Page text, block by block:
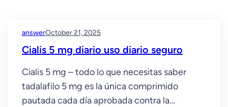
answerOctober 21, 2025
Cialis 5 mg diario uso diario seguro
Cialis 5 mg – todo lo que necesitas saber
tadalafilo 5 mg es la única comprimido
pautada cada día aprobada contra la